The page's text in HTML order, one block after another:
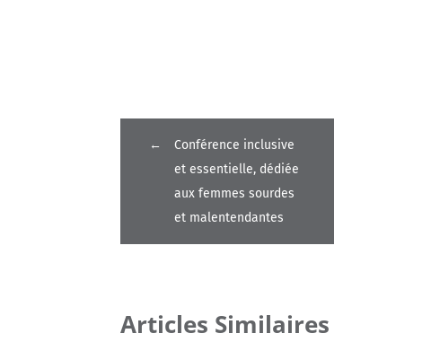
←
Conférence inclusive
et essentielle, dédiée
aux femmes sourdes
et malentendantes
Articles Similaires